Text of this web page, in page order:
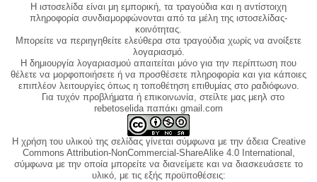
Η ιστοσελίδα είναι μη εμπορική, τα τραγούδια και η αντίστοιχη
πληροφορία συνδιαμορφώνονται από τα μέλη της ιστοσελίδας-
κοινότητας.
Μπορείτε να περιηγηθείτε ελεύθερα στα τραγούδια χωρίς να ανοίξετε
λογαριασμό.
Η δημιουργία λογαριασμού απαιτείται μόνο για την περίπτωση που
θέλετε να μορφοποιήσετε ή να προσθέσετε πληροφορία και για κάποιες
επιπλέον λειτουργίες όπως η τοποθέτηση επιθυμίας στο ραδιόφωνο.
Για τυχόν προβλήματα ή επικοινωνία, στείλτε μας μεηλ στο
rebetoselida παπάκι gmail.com
Η χρήση του υλικού της σελίδας γίνεται σύμφωνα με την άδεια Creative
Commons Attribution-NonCommercial-ShareAlike 4.0 International,
σύμφωνα με την οποία μπορείτε να διανείμετε και να διασκευάσετε το
υλικό, με τις εξής προϋποθέσεις: